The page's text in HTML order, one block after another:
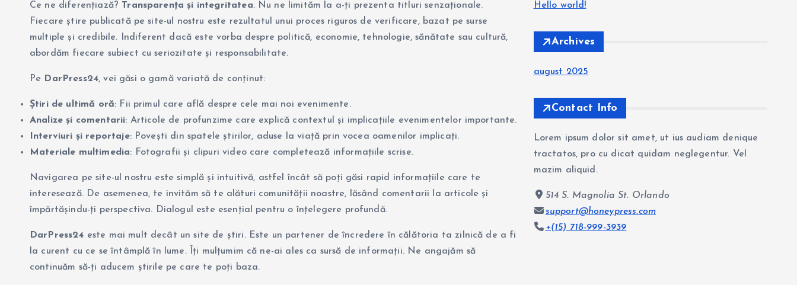
Ce ne diferențiază? Transparența și integritatea. Nu ne limităm la a-ți prezenta titluri senzaționale.
Fiecare știre publicată pe site-ul nostru este rezultatul unui proces riguros de verificare, bazat pe surse
multiple și credibile. Indiferent dacă este vorba despre politică, economie, tehnologie, sănătate sau cultură,
abordăm fiecare subiect cu seriozitate și responsabilitate.
Pe DarPress24, vei găsi o gamă variată de conținut:
Știri de ultimă oră: Fii primul care află despre cele mai noi evenimente.
Analize și comentarii: Articole de profunzime care explică contextul și implicațiile evenimentelor importante.
Interviuri și reportaje: Povești din spatele știrilor, aduse la viață prin vocea oamenilor implicați.
Materiale multimedia: Fotografii și clipuri video care completează informațiile scrise.
Navigarea pe site-ul nostru este simplă și intuitivă, astfel încât să poți găsi rapid informațiile care te
interesează. De asemenea, te invităm să te alături comunității noastre, lăsând comentarii la articole și
împărtășindu-ți perspectiva. Dialogul este esențial pentru o înțelegere profundă.
DarPress24 este mai mult decât un site de știri. Este un partener de încredere în călătoria ta zilnică de a fi
la curent cu ce se întâmplă în lume. Îți mulțumim că ne-ai ales ca sursă de informații. Ne angajăm să
continuăm să-ți aducem știrile pe care te poți baza.
Hello world!
Archives
august 2025
Contact Info
Lorem ipsum dolor sit amet, ut ius audiam denique
tractatos, pro cu dicat quidam neglegentur. Vel
mazim aliquid.
514 S. Magnolia St. Orlando
support@honeypress.com
+(15) 718-999-3939